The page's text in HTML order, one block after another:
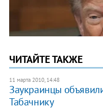
ЧИТАЙТЕ ТАКЖЕ
11 марта 2010, 14:48
Заукраинцы
Табачнику